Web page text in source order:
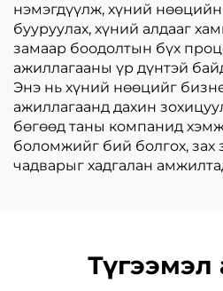
нэмэгдүүлж, хүний
бууруулах, хүний алдааг
замаар боодолтын бүх
ажиллагааны үр дүнтэй
Энэ нь хүний нөөцийг
ажиллагаанд дахин
бөгөөд таны компанид
боломжийг бий болгох, зах
чадварыг хадгалан
Түгээмэл